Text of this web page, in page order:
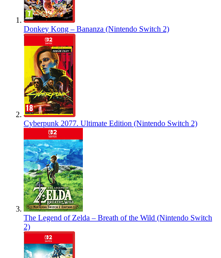
Donkey Kong – Bananza (Nintendo Switch 2)
Cyberpunk 2077. Ultimate Edition (Nintendo Switch 2)
The Legend of Zelda – Breath of the Wild (Nintendo Switch
2)